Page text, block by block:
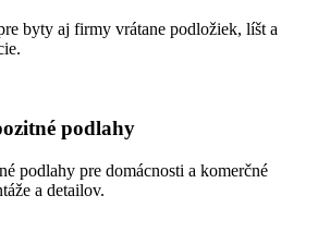
byty aj firmy vrátane podložiek, líšt a
podlahy
podlahy pre domácnosti a komerčné
a detailov.